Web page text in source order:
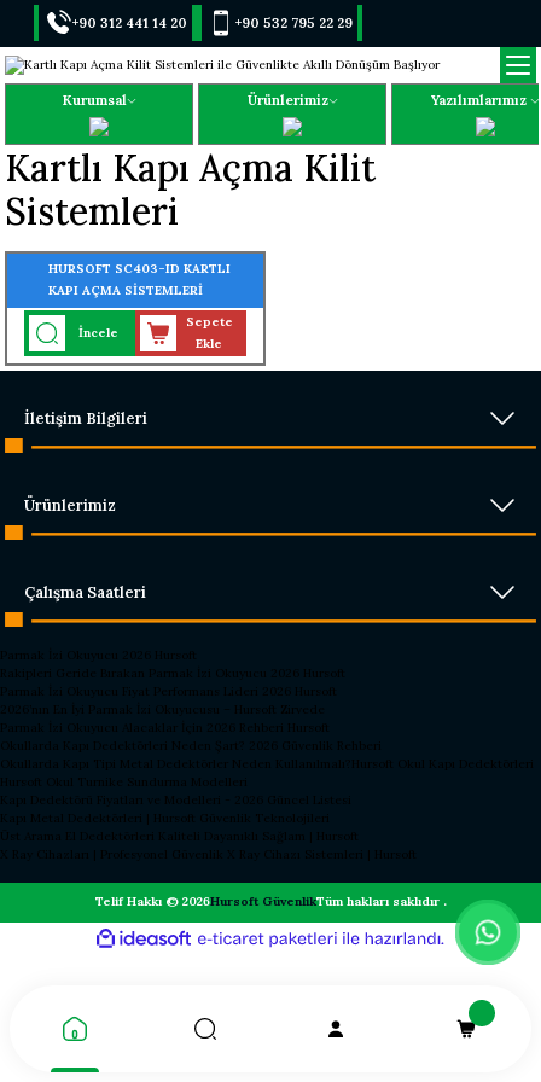
+90 312 441 14 20 +90 532 795 22 29
Kurumsal Ürünlerimiz Yazılımlarımız
Kartlı Kapı Açma Kilit
Sistemleri
HURSOFT SC403-ID KARTLI
KAPI AÇMA SİSTEMLERİ
(30.000 KART - 30.000 ŞİFRE
OKUMA ÖZELLİĞİ)
İncele
Sepete
Ekle
İletişim Bilgileri
Ürünlerimiz
Çalışma Saatleri
Parmak İzi Okuyucu 2026 Hursoft
Rakipleri Geride Bırakan Parmak İzi Okuyucu 2026 Hursoft
Parmak İzi Okuyucu Fiyat Performans Lideri 2026 Hursoft
2026’nın En İyi Parmak İzi Okuyucusu – Hursoft Zirvede
Parmak İzi Okuyucu Alacaklar İçin 2026 Rehberi Hursoft
Okullarda Kapı Dedektörleri Neden Şart? 2026 Güvenlik Rehberi
Okullarda Kapı Tipi Metal Dedektörler Neden Kullanılmalı?Hursoft Okul Kapı Dedektörleri
Hursoft Okul Turnike Sundurma Modelleri
Kapı Dedektörü Fiyatları ve Modelleri - 2026 Güncel Listesi
Kapı Metal Dedektörleri | Hursoft Güvenlik Teknolojileri
Üst Arama El Dedektörleri Kaliteli Dayanıklı Sağlam | Hursoft
X Ray Cihazları | Profesyonel Güvenlik X Ray Cihazı Sistemleri | Hursoft
Telif Hakkı © 2026Hursoft GüvenlikTüm hakları saklıdır .
ideasoft
e-
ile
hazırlandı.